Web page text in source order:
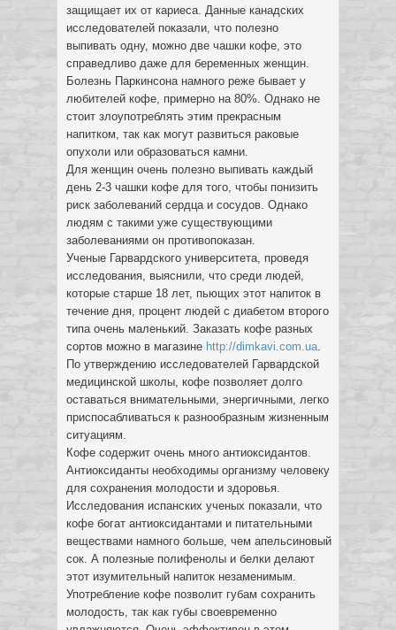
защищает их от кариеса. Данные канадских
исследователей показали, что полезно
выпивать одну, можно две чашки кофе, это
справедливо даже для беременных женщин.
Болезнь Паркинсона намного реже бывает у
любителей кофе, примерно на 80%. Однако не
стоит злоупотреблять этим прекрасным
напитком, так как могут развиться раковые
опухоли или образоваться камни.
Для женщин очень полезно выпивать каждый
день 2-3 чашки кофе для того, чтобы понизить
риск заболеваний сердца и сосудов. Однако
людям с такими уже существующими
заболеваниями он противопоказан.
Ученые Гарвардского университета, проведя
исследования, выяснили, что среди людей,
которые старше 18 лет, пьющих этот напиток в
течение дня, процент людей с диабетом второго
типа очень маленький. Заказать кофе разных
сортов можно в магазине http://dimkavi.com.ua.
По утверждению исследователей Гарвардской
медицинской школы, кофе позволяет долго
оставаться внимательными, энергичными, легко
приспосабливаться к разнообразным жизненным
ситуациям.
Кофе содержит очень много антиоксидантов.
Антиоксиданты необходимы организму человеку
для сохранения молодости и здоровья.
Исследования испанских ученых показали, что
кофе богат антиоксидантами и питательными
веществами намного больше, чем апельсиновый
сок. А полезные полифенолы и белки делают
этот изумительный напиток незаменимым.
Употребление кофе позволит губам сохранить
молодость, так как губы своевременно